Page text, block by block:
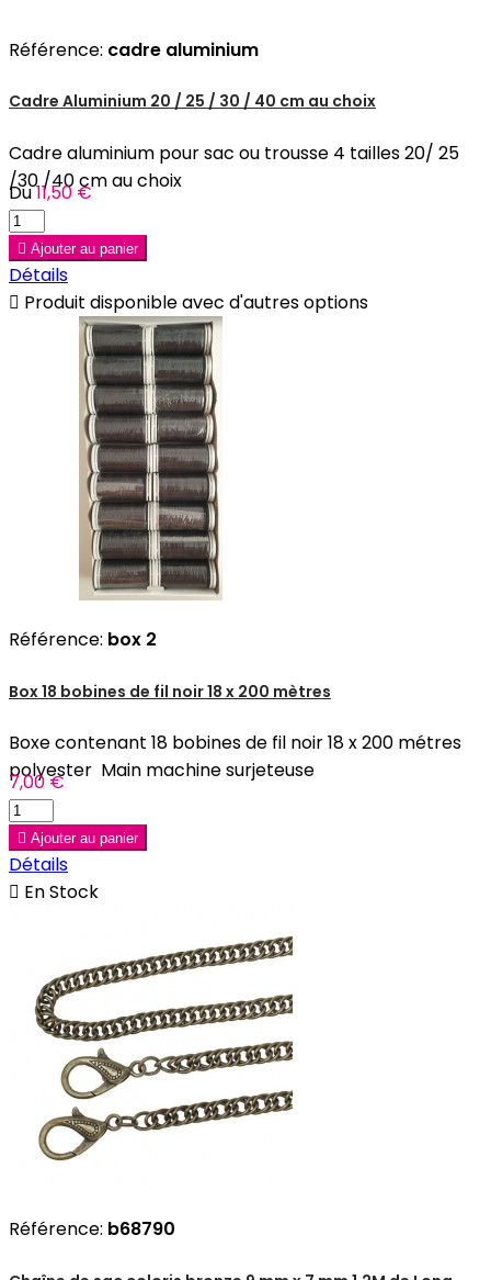
Référence: cadre aluminium
Cadre Aluminium 20 / 25 / 30 / 40 cm au choix
Cadre aluminium pour sac ou trousse 4 tailles 20/ 25
/30 /40 cm au choix
Du11,50 €
 Ajouter au panier
Détails
 Produit disponible avec d'autres options
Référence: box 2
Box 18 bobines de fil noir 18 x 200 mètres
Boxe contenant 18 bobines de fil noir 18 x 200 métres
polyester Main machine surjeteuse
7,00 €
 Ajouter au panier
Détails
 En Stock
Référence: b68790